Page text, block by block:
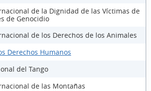
de la Dignidad de las Víctimas de
de Genocidio
de los Derechos de los Animales
Derechos Humanos
del Tango
de las Montañas